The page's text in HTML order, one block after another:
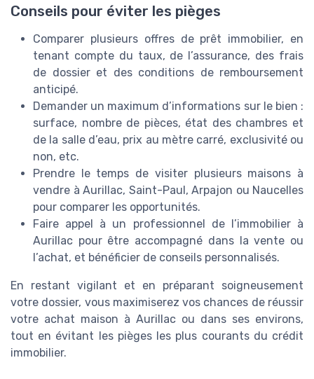
Conseils pour éviter les pièges
Comparer plusieurs offres de prêt immobilier, en
tenant compte du taux, de l’assurance, des frais
de dossier et des conditions de remboursement
anticipé.
Demander un maximum d’informations sur le bien :
surface, nombre de pièces, état des chambres et
de la salle d’eau, prix au mètre carré, exclusivité ou
non, etc.
Prendre le temps de visiter plusieurs maisons à
vendre à Aurillac, Saint-Paul, Arpajon ou Naucelles
pour comparer les opportunités.
Faire appel à un professionnel de l’immobilier à
Aurillac pour être accompagné dans la vente ou
l’achat, et bénéficier de conseils personnalisés.
En restant vigilant et en préparant soigneusement
votre dossier, vous maximiserez vos chances de réussir
votre achat maison à Aurillac ou dans ses environs,
tout en évitant les pièges les plus courants du crédit
immobilier.